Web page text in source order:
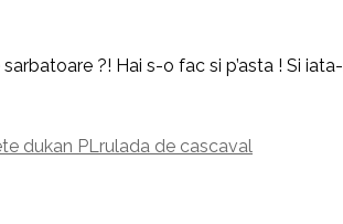
?! Hai s-o fac si p’asta ! Si
dukan PLrulada de cascaval